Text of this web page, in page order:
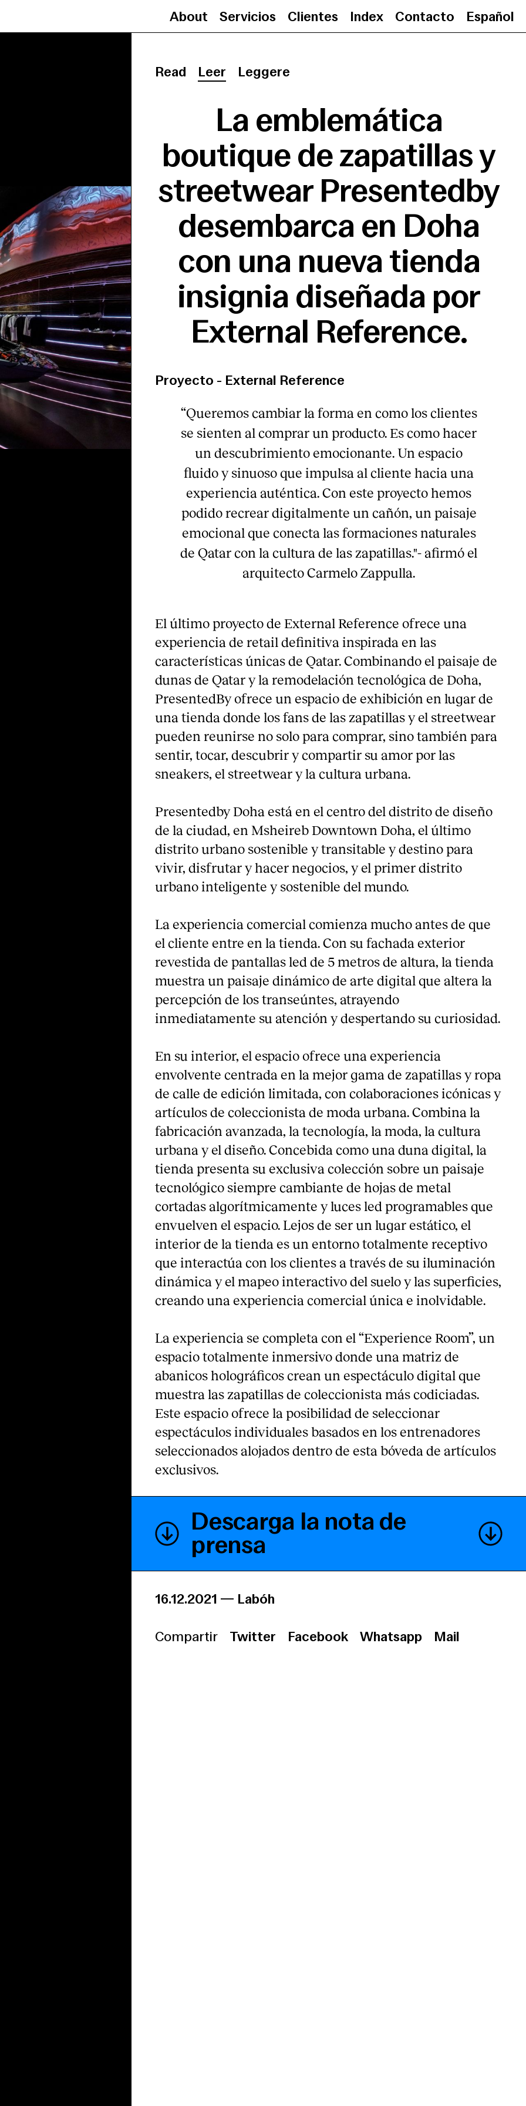
About Servicios Clientes Index Contacto Español
Read
Leer Leggere
La emblemática
boutique de zapatillas y
streetwear Presentedby
desembarca en Doha
con una nueva tienda
insignia diseñada por
External Reference.
Proyecto - External Reference
“Queremos cambiar la forma en como los clientes
se sienten al comprar un producto. Es como hacer
un descubrimiento emocionante. Un espacio
fluido y sinuoso que impulsa al cliente hacia una
experiencia auténtica. Con este proyecto hemos
podido recrear digitalmente un cañón, un paisaje
emocional que conecta las formaciones naturales
de Qatar con la cultura de las zapatillas."- afirmó el
arquitecto Carmelo Zappulla.
El último proyecto de External Reference ofrece una
experiencia de retail definitiva inspirada en las
características únicas de Qatar. Combinando el paisaje de
dunas de Qatar y la remodelación tecnológica de Doha,
PresentedBy ofrece un espacio de exhibición en lugar de
una tienda donde los fans de las zapatillas y el streetwear
pueden reunirse no solo para comprar, sino también para
sentir, tocar, descubrir y compartir su amor por las
sneakers, el streetwear y la cultura urbana.
Presentedby Doha está en el centro del distrito de diseño
de la ciudad, en Msheireb Downtown Doha, el último
distrito urbano sostenible y transitable y destino para
vivir, disfrutar y hacer negocios, y el primer distrito
urbano inteligente y sostenible del mundo.
La experiencia comercial comienza mucho antes de que
el cliente entre en la tienda. Con su fachada exterior
revestida de pantallas led de 5 metros de altura, la tienda
muestra un paisaje dinámico de arte digital que altera la
percepción de los transeúntes, atrayendo
inmediatamente su atención y despertando su curiosidad.
En su interior, el espacio ofrece una experiencia
envolvente centrada en la mejor gama de zapatillas y ropa
de calle de edición limitada, con colaboraciones icónicas y
artículos de coleccionista de moda urbana. Combina la
fabricación avanzada, la tecnología, la moda, la cultura
urbana y el diseño. Concebida como una duna digital, la
tienda presenta su exclusiva colección sobre un paisaje
tecnológico siempre cambiante de hojas de metal
cortadas algorítmicamente y luces led programables que
envuelven el espacio. Lejos de ser un lugar estático, el
interior de la tienda es un entorno totalmente receptivo
que interactúa con los clientes a través de su iluminación
dinámica y el mapeo interactivo del suelo y las superficies,
creando una experiencia comercial única e inolvidable.
La experiencia se completa con el “Experience Room”, un
espacio totalmente inmersivo donde una matriz de
abanicos holográficos crean un espectáculo digital que
muestra las zapatillas de coleccionista más codiciadas.
Este espacio ofrece la posibilidad de seleccionar
espectáculos individuales basados en los entrenadores
seleccionados alojados dentro de esta bóveda de artículos
exclusivos.
Descarga la nota de
prensa
16.12.2021 — Labóh
Compartir Twitter Facebook Whatsapp Mail